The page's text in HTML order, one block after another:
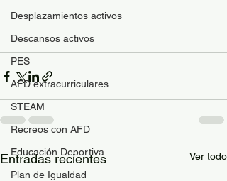
Desplazamientos activos
Descansos activos
PES
AFD extracurriculares
STEAM
Recreos con AFD
Educación Deportiva
Plan de Igualdad
Entradas recientes Ver todo